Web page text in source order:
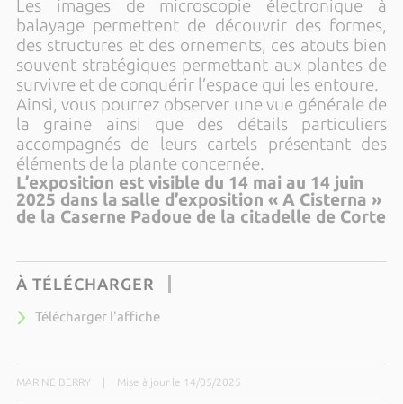
Les images de microscopie électronique à
balayage permettent de découvrir des formes,
des structures et des ornements, ces atouts bien
souvent stratégiques permettant aux plantes de
survivre et de conquérir l’espace qui les entoure.
Ainsi, vous pourrez observer une vue générale de
la graine ainsi que des détails particuliers
accompagnés de leurs cartels présentant des
éléments de la plante concernée.
L’exposition est visible du 14 mai au 14 juin
2025 dans la salle d’exposition « A Cisterna »
de la Caserne Padoue de la citadelle de Corte
À TÉLÉCHARGER
Télécharger l'affiche
MARINE BERRY Mise à jour le 14/05/2025